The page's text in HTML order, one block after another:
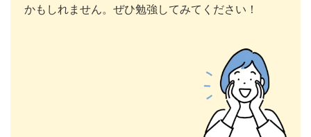
かもしれません。ぜひ勉強してみてください！